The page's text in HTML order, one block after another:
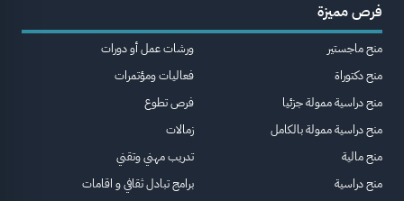
فرص مميزة
منح ماجستير
منح دكتوراة
منح دراسية ممولة جزئيا
منح دراسية ممولة بالكامل
منح مالية
منح دراسية
ورشات عمل أو دورات
فعاليات ومؤتمرات
فرص تطوع
زمالات
تدريب مهني وتقني
برامج تبادل ثقافي و اقامات